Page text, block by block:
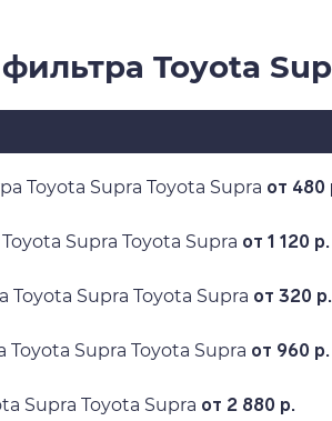
Toyota
Toyota Supra Toyota Supra от 480
Supra Toyota Supra от 1 120 р.
Supra Toyota Supra от 320 р.
Supra Toyota Supra от 960 р.
Supra Toyota Supra от 2 880 р.